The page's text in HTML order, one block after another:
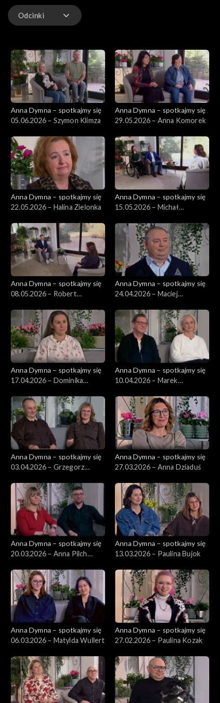
Odcinki
Anna Dymna – spotkajmy się
05.06.2026 – Szymon Klimza
Anna Dymna – spotkajmy się
29.05.2026 – Anna Komorek
Anna Dymna – spotkajmy się
22.05.2026 – Halina Zielonka
Anna Dymna – spotkajmy się
15.05.2026 – Michał
Anna Dymna – spotkajmy się
08.05.2026 – Robert
Anna Dymna – spotkajmy się
24.04.2026 – Maciej
Anna Dymna – spotkajmy się
17.04.2026 – Dominika
Anna Dymna – spotkajmy się
10.04.2026 – Marek
Anna Dymna – spotkajmy się
03.04.2026 – Grzegorz
Anna Dymna – spotkajmy się
27.03.2026 – Anna Dziaduś
Anna Dymna – spotkajmy się
20.03.2026 – Anna Pilch
Anna Dymna – spotkajmy się
13.03.2026 – Paulina Bujok
Anna Dymna – spotkajmy się
06.03.2026 – Matylda Wullert
Anna Dymna – spotkajmy się
27.02.2026 – Paulina Kozak